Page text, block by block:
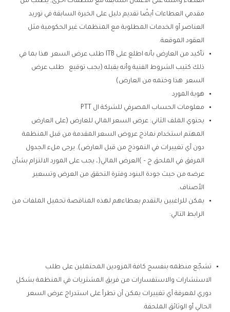
مقدمي العطاءات أيضًا تقديم دليل على الخبرة السابقة في توريد
العناصر أو الخدمات المطلوبة مع المنظمات غير الحكومية مثل
العقود الموقعة.
تأكيد من العارض بأنه اطلع على ITB طلب عرض السعر هذا بما في
ذلك كتيب الشروط الفنية وأنه يقبله (يجب توقيع طلب عرض
السعر هذا وختمه من العارض)
هوية المورد
معلومات الحساب المصرفي للشركة ال PTT
يحتوي الملف الثاني: عرض السعر المالي للعارض (على العارض
المهتم استخدام نماذج عروض السعر المقدمة من قبل المنظمة
دون أي تغييرات في النموذج من قبل العارض). يرجى ملء الجدول
المرفق في الملحق ج – )العرض المالي(، يجب على المورد الالتزام بشأن
عرضه من حيث جودة البنود وفترة التحقق من العرض وتسعير
الأصناف.
يمكن للراغبين بالتقدم بعطاءهم لهذه المناقصة تحميل الملفات من
الرابط التالي:
تشجّع منظمه بنفسج كافة المزودين المحتملين على طلب
الاستشارات والاستفسارات من فريق المشتريات في المنظمة بشكل
دوري لمعرفة أي تغييرات يمكن أن تطرأ على استدراج عرض السعر
الحالي أو الوثائق الملحقة.